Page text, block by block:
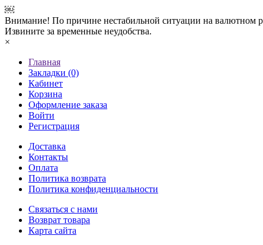
￼
Внимание! По причине нестабильной ситуации на валютном
Извините за временные неудобства.
×
Главная
Закладки (0)
Кабинет
Корзина
Оформление заказа
Войти
Регистрация
Доставка
Контакты
Оплата
Политика возврата
Политика конфиденциальности
Связаться с нами
Возврат товара
Карта сайта